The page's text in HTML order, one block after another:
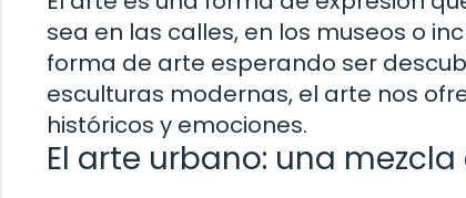
sea en las calles, en los museos o
forma de arte esperando ser
esculturas modernas, el arte nos
históricos y emociones.
El arte urbano: una